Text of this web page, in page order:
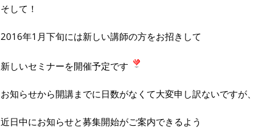
そして！
2016年1月下旬には新しい講師の方をお招きして
新しいセミナーを開催予定です
お知らせから開講までに日数がなくて大変申し訳ないですが、
近日中にお知らせと募集開始がご案内できるよう